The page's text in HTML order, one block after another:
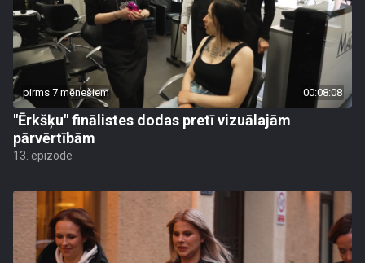
pirms 7 mēnešiem 00:08:08
"Ērkšķu" finālistes dodas pretī vizuālajām
pārvērtībām
13. epizode